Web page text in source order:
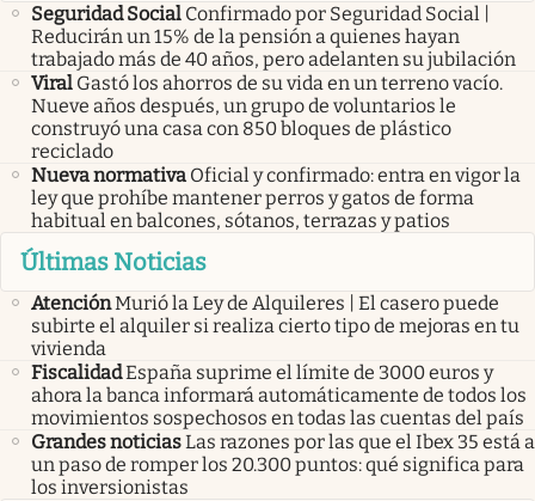
Seguridad Social Confirmado por Seguridad Social |
Reducirán un 15% de la pensión a quienes hayan
trabajado más de 40 años, pero adelanten su jubilación
Viral Gastó los ahorros de su vida en un terreno vacío.
Nueve años después, un grupo de voluntarios le
construyó una casa con 850 bloques de plástico
reciclado
Nueva normativa Oficial y confirmado: entra en vigor la
ley que prohíbe mantener perros y gatos de forma
habitual en balcones, sótanos, terrazas y patios
Últimas Noticias
AtenciónMurió la Ley de Alquileres | El casero puede
subirte el alquiler si realiza cierto tipo de mejoras en tu
vivienda
FiscalidadEspaña suprime el límite de 3000 euros y
ahora la banca informará automáticamente de todos los
movimientos sospechosos en todas las cuentas del país
Grandes noticiasLas razones por las que el Ibex 35 está a
un paso de romper los 20.300 puntos: qué significa para
los inversionistas